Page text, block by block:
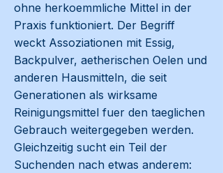
ohne herkoemmliche Mittel in der
Praxis funktioniert. Der Begriff
weckt Assoziationen mit Essig,
Backpulver, aetherischen Oelen und
anderen Hausmitteln, die seit
Generationen als wirksame
Reinigungsmittel fuer den taeglichen
Gebrauch weitergegeben werden.
Gleichzeitig sucht ein Teil der
Suchenden nach etwas anderem: